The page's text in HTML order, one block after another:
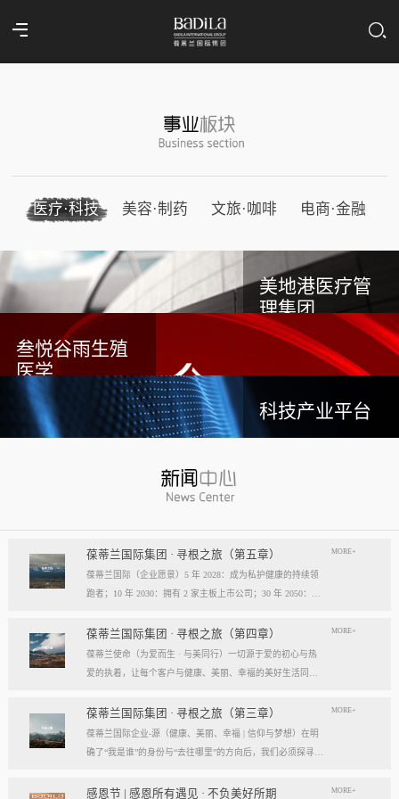
医疗·科技 美容·制药 文旅·咖啡 电商·金融
美地港医疗管
理集团
叁悦谷雨生殖
医学
科技产业平台
葆蒂兰国际集团 · 寻根之旅（第五章）
葆蒂兰国际（企业愿景）5 年 2028：成为私护健康的持续领
跑者；10 年 2030：拥有 2 家主板上市公司；30 年 2050：成
葆蒂兰国际立志成为健康产业中一个响亮的中国品牌。我们
以“为爱而生，与美同行”为使命，绘制出一幅清晰而雄心勃
勃的发展蓝图，旨在以坚实的步伐，从专业的深度走向事业
028 | 5年愿景）成为“私护健康领域的持续领跑者”· 定位： 我
MORE+
葆蒂兰国际集团 · 寻根之旅（第四章）
葆蒂兰使命（为爱而生 · 与美同行）一切源于爱的初心与热
爱的执着，让每个客户与健康、美丽、幸福的美好生活同
双翼“爱的初心”与“热爱的执着”，共同构成了葆蒂兰的精神内
核与力量源泉，二者如同呼吸，一呼一吸，生生不息。爱的
初心，是我们的根脉与方向。它是最初那份纯粹的善意、利
MORE+
葆蒂兰国际集团 · 寻根之旅（第三章）
葆蒂兰国际企业-源（健康、美丽、幸福 | 信仰与梦想）在明
确了“我是谁”的身份与“去往哪里”的方向后，我们必须探寻滋
格局与能量。它，就是葆蒂兰的“源”——我们一切思想与行
MORE+
感恩节 | 感恩所有遇见 · 不负美好所期 MORE+